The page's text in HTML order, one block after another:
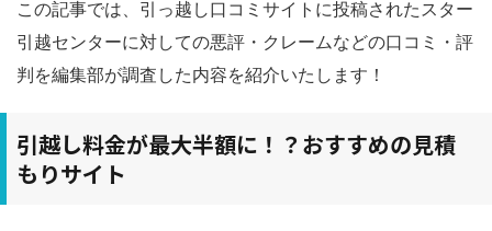
この記事では、引っ越し口コミサイトに投稿されたスター
引越センターに対しての悪評・クレームなどの口コミ・評
判を編集部が調査した内容を紹介いたします！
引越し料金が最大半額に！？おすすめの見積
もりサイト